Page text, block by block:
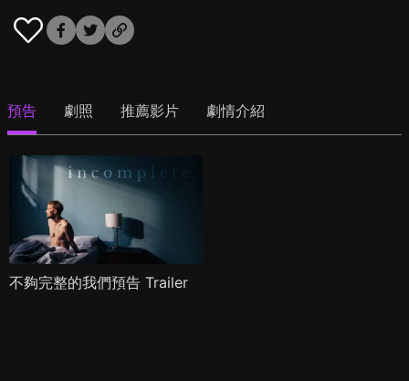
預告 劇照 推薦影片 劇情介紹
不夠完整的我們預告 Trailer